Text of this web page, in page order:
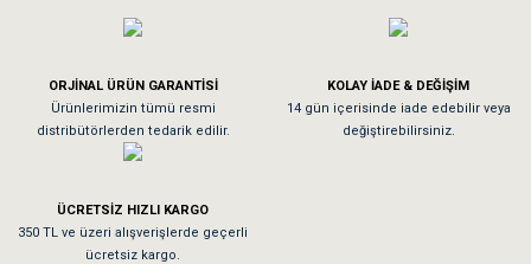
Köpeğim bayıldı hediyeler için teşekkürler
As**** Tu******
Tavşanım kafesinin kalitesine ve paketlemesine bayıldım
Sa**** On******
ORJİNAL ÜRÜN GARANTİSİ
Ürünlerimizin tümü resmi
distribütörlerden tedarik edilir.
KOLAY İADE & DEĞİŞİM
14 gün içerisinde iade edebilir veya
değiştirebilirsiniz.
ÜCRETSİZ HIZLI KARGO
350 TL ve üzeri alışverişlerde geçerli
ücretsiz kargo.